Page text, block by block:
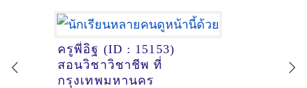
ครูพี่อิฐ (ID : 15153)
สอนวิชาวิชาชีพ ที่
กรุงเทพมหานคร